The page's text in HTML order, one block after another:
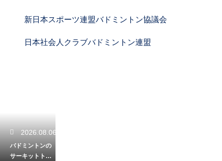
新日本スポーツ連盟バドミントン協議会
日本社会人クラブバドミントン連盟
2026.08.06
バドミントンの
サーキットトレ